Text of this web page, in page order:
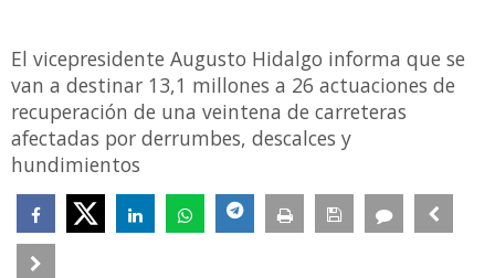
El vicepresidente Augusto Hidalgo informa que se
van a destinar 13,1 millones a 26 actuaciones de
recuperación de una veintena de carreteras
afectadas por derrumbes, descalces y
hundimientos